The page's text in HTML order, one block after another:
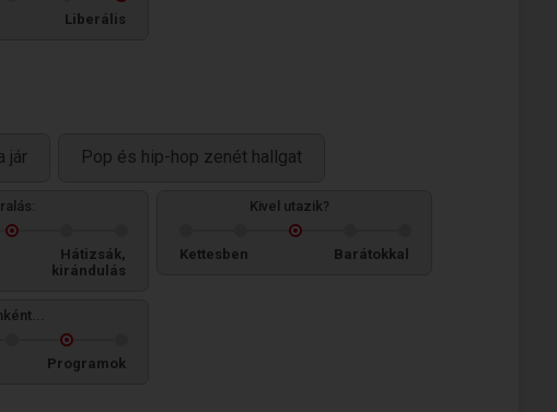
Liberális
jár Pop és hip-hop zenét hallgat
Hátizsák,
kirándulás
Kivel utazik?
Kettesben Barátokkal
Programok